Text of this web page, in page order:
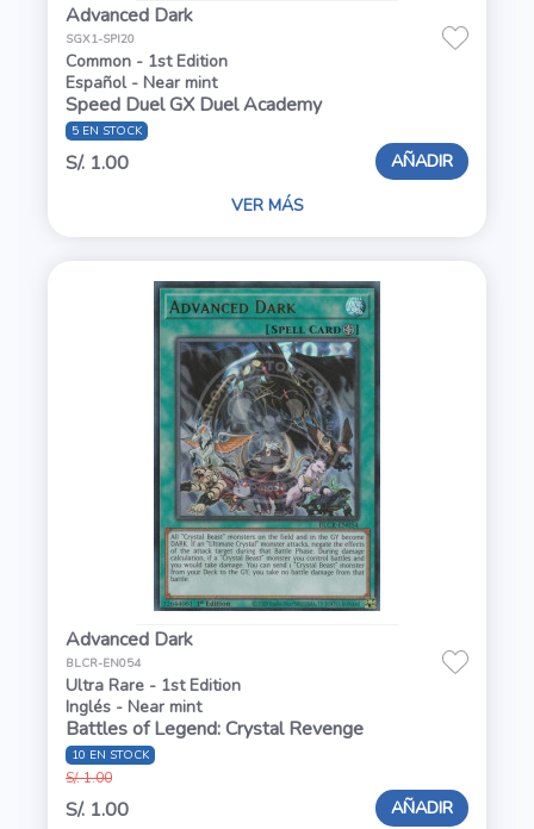
Advanced Dark
SGX1-SPI20
Common - 1st Edition
Español - Near mint
Speed Duel GX Duel Academy
5 EN STOCK
S/. 1.00 AÑADIR
VER MÁS
Advanced Dark
BLCR-EN054
Ultra Rare - 1st Edition
Inglés - Near mint
Battles of Legend: Crystal Revenge
10 EN STOCK
S/. 1.00
S/. 1.00 AÑADIR